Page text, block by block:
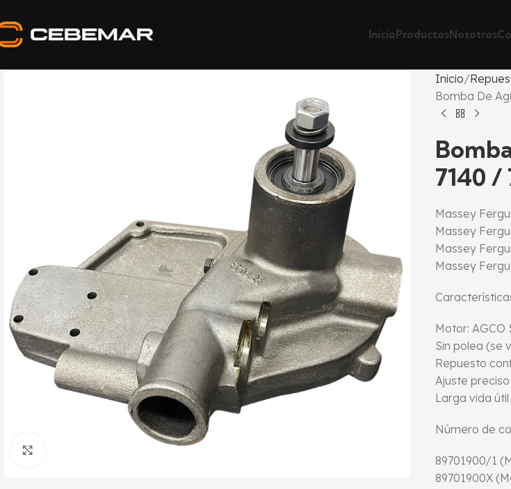
InicioProductosNosotros
Inicio
Bomba De
7140 /
Massey
Massey
Massey
Massey
Motor: AGCO
Sin polea (se
Repuesto
Ajuste
Larga vida
Número de
89701900/1
89701900X